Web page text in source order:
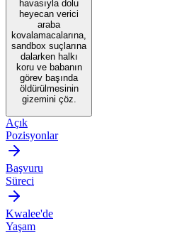
havasıyla dolu
heyecan verici
araba
kovalamacalarına,
sandbox suçlarına
dalarken halkı
koru ve babanın
görev başında
öldürülmesinin
gizemini çöz.
Açık
Pozisyonlar
Başvuru
Süreci
Kwalee'de
Yaşam